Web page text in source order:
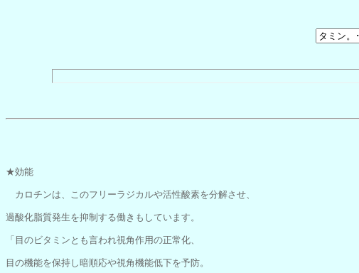
★効能
カロチンは、このフリーラジカルや活性酸素を分解させ、
過酸化脂質発生を抑制する働きもしています。
「目のビタミンとも言われ視角作用の正常化、
目の機能を保持し暗順応や視角機能低下を予防。